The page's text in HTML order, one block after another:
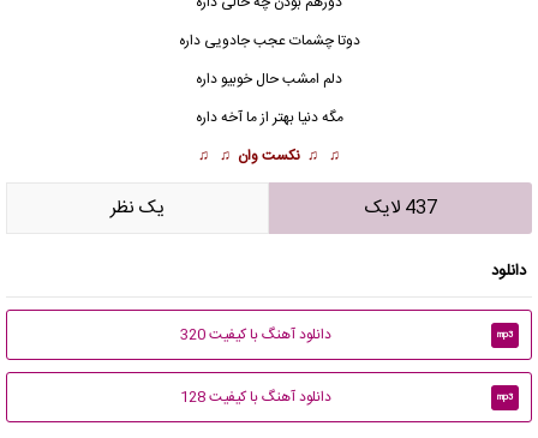
دوتا چشمات عجب جادویی داره
دلم امشب حال خوبیو داره
مگه دنیا بهتر از ما آخه داره
♫ ♫ نکست وان ♫ ♫
437 لایک يک نظر
دانلود
mp3 دانلود آهنگ با کیفیت 320
mp3 دانلود آهنگ با کیفیت 128